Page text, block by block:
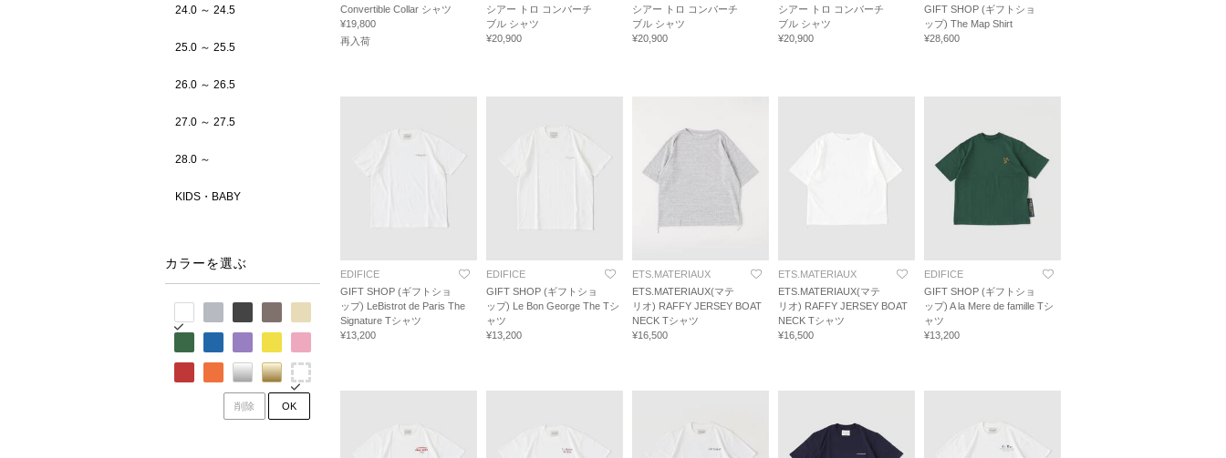
24.0 ～ 24.5
25.0 ～ 25.5
26.0 ～ 26.5
27.0 ～ 27.5
28.0 ～
KIDS・BABY
カラーを選ぶ
削除 OK
Convertible Collar シャツ
¥19,800
再入荷
シアー トロ コンバーチ
ブル シャツ
¥20,900
シアー トロ コンバーチ
ブル シャツ
¥20,900
シアー トロ コンバーチ
ブル シャツ
¥20,900
GIFT SHOP (ギフトショ
ップ) The Map Shirt
¥28,600
EDIFICE
GIFT SHOP (ギフトショ
ップ) LeBistrot de Paris The
Signature Tシャツ
¥13,200
EDIFICE
GIFT SHOP (ギフトショ
ップ) Le Bon George The Tシ
ャツ
¥13,200
ETS.MATERIAUX
ETS.MATERIAUX(マテ
リオ) RAFFY JERSEY BOAT
NECK Tシャツ
¥16,500
ETS.MATERIAUX
ETS.MATERIAUX(マテ
リオ) RAFFY JERSEY BOAT
NECK Tシャツ
¥16,500
EDIFICE
GIFT SHOP (ギフトショ
ップ) A la Mere de famille Tシ
ャツ
¥13,200